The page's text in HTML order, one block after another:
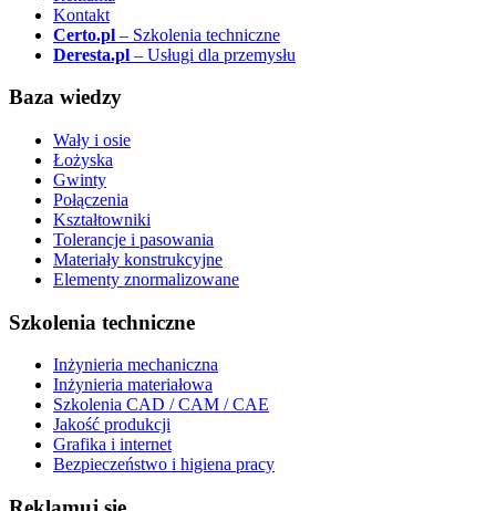
Kontakt
Certo.pl – Szkolenia techniczne
Deresta.pl – Usługi dla przemysłu
Baza wiedzy
Wały i osie
Łożyska
Gwinty
Połączenia
Kształtowniki
Tolerancje i pasowania
Materiały konstrukcyjne
Elementy znormalizowane
Szkolenia techniczne
Inżynieria mechaniczna
Inżynieria materiałowa
Szkolenia CAD / CAM / CAE
Jakość produkcji
Grafika i internet
Bezpieczeństwo i higiena pracy